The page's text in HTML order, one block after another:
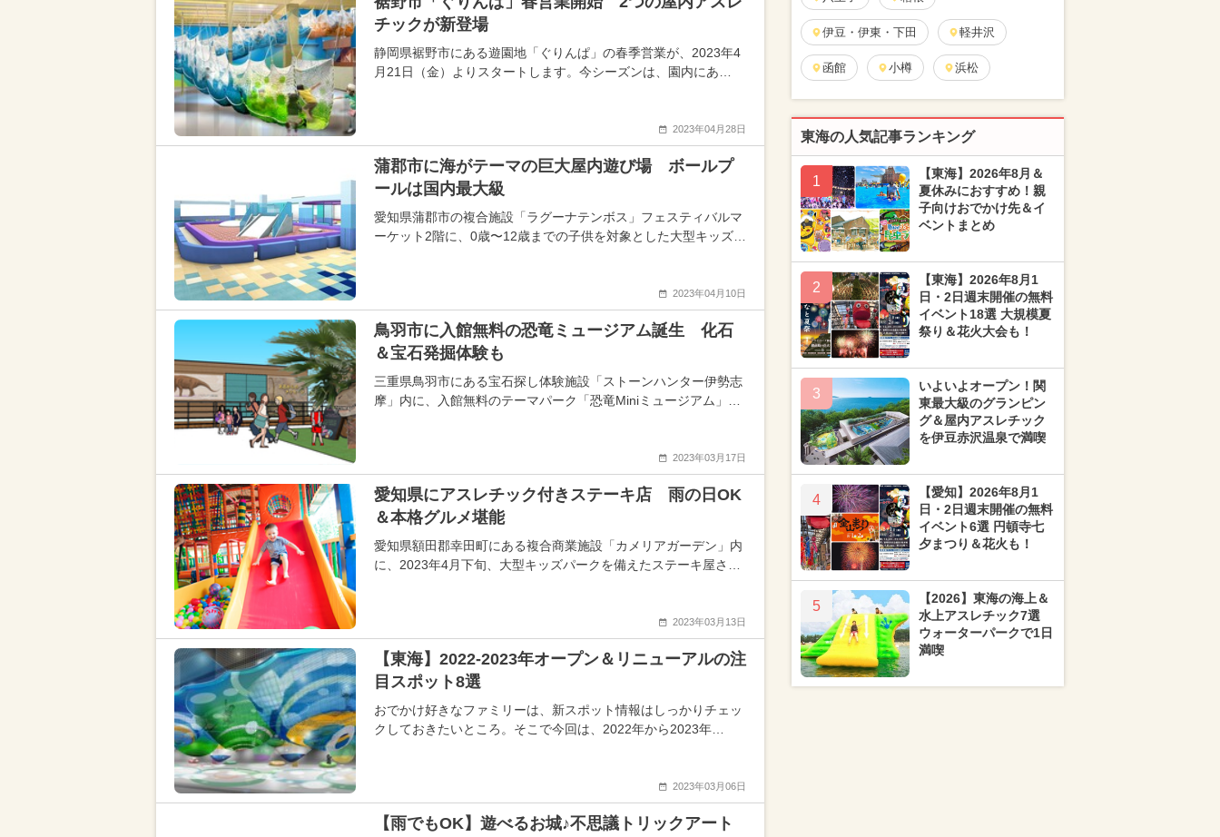
チックが新登場
静岡県裾野市にある遊園地「ぐりんぱ」の春季営業が、2023年4
月21日（金）よりスタートします。今シーズンは、園内にあ…
2023年04月28日
蒲郡市に海がテーマの巨大屋内遊び場 ボールプ
ールは国内最大級
愛知県蒲郡市の複合施設「ラグーナテンボス」フェスティバルマ
ーケット2階に、0歳〜12歳までの子供を対象とした大型キッズ…
2023年04月10日
鳥羽市に入館無料の恐竜ミュージアム誕生 化石
＆宝石発掘体験も
三重県鳥羽市にある宝石探し体験施設「ストーンハンター伊勢志
摩」内に、入館無料のテーマパーク「恐竜Miniミュージアム」…
2023年03月17日
愛知県にアスレチック付きステーキ店 雨の日OK
＆本格グルメ堪能
愛知県額田郡幸田町にある複合商業施設「カメリアガーデン」内
に、2023年4月下旬、大型キッズパークを備えたステーキ屋さ…
2023年03月13日
【東海】2022-2023年オープン＆リニューアルの注
目スポット8選
おでかけ好きなファミリーは、新スポット情報はしっかりチェッ
クしておきたいところ。そこで今回は、2022年から2023年…
2023年03月06日
【雨でもOK】遊べるお城♪不思議トリックアート
伊豆・伊東・下田 軽井沢
函館 小樽 浜松
東海の人気記事ランキング
1
【東海】2026年8月＆
夏休みにおすすめ！親
子向けおでかけ先＆イ
ベントまとめ
2
【東海】2026年8月1
日・2日週末開催の無料
イベント18選 大規模夏
祭り＆花火大会も！
3
いよいよオープン！関
東最大級のグランピン
グ＆屋内アスレチック
を伊豆赤沢温泉で満喫
4
【愛知】2026年8月1
日・2日週末開催の無料
イベント6選 円頓寺七
夕まつり＆花火も！
5
【2026】東海の海上＆
水上アスレチック7選
ウォーターパークで1日
満喫